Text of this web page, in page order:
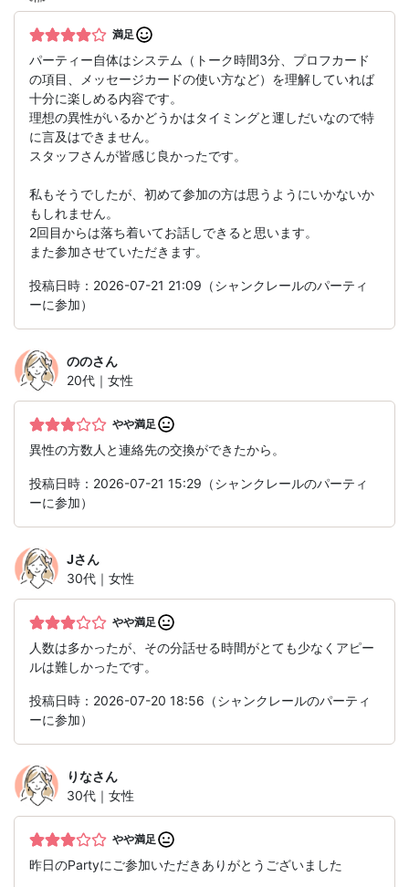
満足
パーティー自体はシステム（トーク時間3分、プロフカード
の項目、メッセージカードの使い方など）を理解していれば
十分に楽しめる内容です。
理想の異性がいるかどうかはタイミングと運しだいなので特
に言及はできません。
スタッフさんが皆感じ良かったです。
私もそうでしたが、初めて参加の方は思うようにいかないか
もしれません。
2回目からは落ち着いてお話しできると思います。
また参加させていただきます。
投稿日時：2026-07-21 21:09（シャンクレールのパーティ
ーに参加）
ののさん
20代｜女性
やや満足
異性の方数人と連絡先の交換ができたから。
投稿日時：2026-07-21 15:29（シャンクレールのパーティ
ーに参加）
Jさん
30代｜女性
やや満足
人数は多かったが、その分話せる時間がとても少なくアピー
ルは難しかったです。
投稿日時：2026-07-20 18:56（シャンクレールのパーティ
ーに参加）
りなさん
30代｜女性
やや満足
昨日のPartyにご参加いただきありがとうございました